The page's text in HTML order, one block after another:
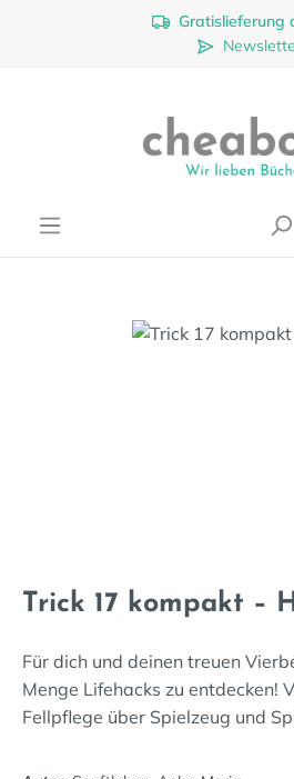
Zum Hauptinhalt springenGratislieferung
Bildergalerie überspringen
Trick 17 kompakt –
Für dich und deinen treuen
Menge Lifehacks zu entdecken!
Fellpflege über Spielzeug und